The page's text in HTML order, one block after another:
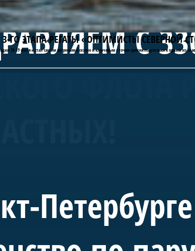
С
3-ГО ЭТАПА РЕГАТЫ «ОПТИМИСТЫ СЕВЕРНОЙ
18-19 июля и стал самым ветреным в сезоне и ключевым с точки зрения подготовки к одним из